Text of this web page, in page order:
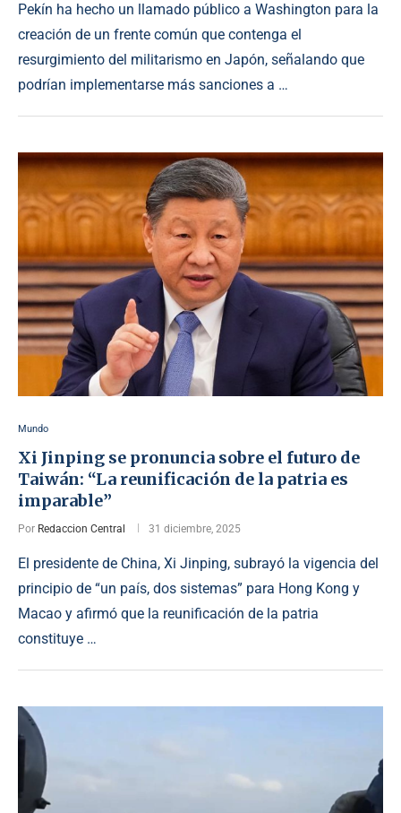
Pekín ha hecho un llamado público a Washington para la
creación de un frente común que contenga el
resurgimiento del militarismo en Japón, señalando que
podrían implementarse más sanciones a …
Mundo
Xi Jinping se pronuncia sobre el futuro de
Taiwán: “La reunificación de la patria es
imparable”
Por Redaccion Central 31 diciembre, 2025
El presidente de China, Xi Jinping, subrayó la vigencia del
principio de “un país, dos sistemas” para Hong Kong y
Macao y afirmó que la reunificación de la patria
constituye …